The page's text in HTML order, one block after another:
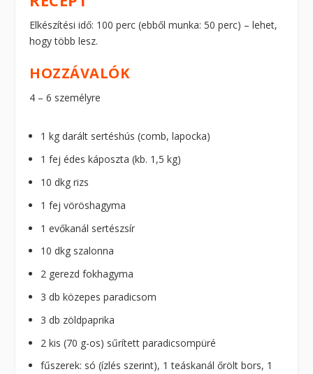
Elkészítési idő: 100 perc (ebből munka: 50 perc) – lehet,
hogy több lesz.
HOZZÁVALÓK
4 – 6 személyre
1 kg darált sertéshús (comb, lapocka)
1 fej édes káposzta (kb. 1,5 kg)
10 dkg rizs
1 fej vöröshagyma
1 evőkanál sertészsír
10 dkg szalonna
2 gerezd fokhagyma
3 db közepes paradicsom
3 db zöldpaprika
2 kis (70 g-os) sűrített paradicsompüré
fűszerek: só (ízlés szerint), 1 teáskanál őrölt bors, 1